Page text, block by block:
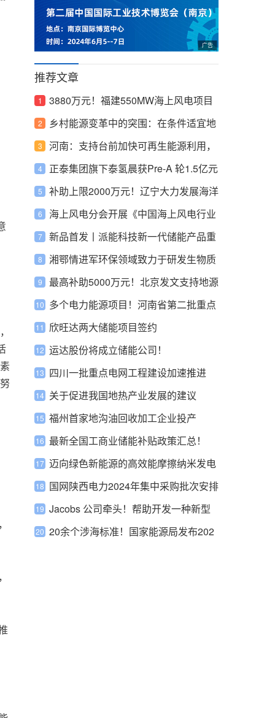
推荐文章
3880万元！福建550MW海上风电项目
服务中标公示
乡村能源变革中的突围：在条件适宜地
区探索建设多能互补的分布式低碳综合
能源网络
河南：支持台前加快可再生能源利用，
布局建设储能电站
正泰集团旗下泰氢晨获Pre-A 轮1.5亿元
融资
补助上限2000万元！辽宁大力发展海洋
牧场
海上风电分会开展《中国海上风电行业
发展报告（2023）》编撰征集工作
新品首发丨派能科技新一代储能产品重
磅发布
湘鄂情进军环保领域致力于研发生物质
能技术
最高补助5000万元！北京发文支持地源
热泵
多个电力能源项目！河南省第二批重点
建设项目名单印发
欣旺达两大储能项目签约
运达股份将成立储能公司！
四川一批重点电网工程建设加速推进
关于促进我国地热产业发展的建议
福州首家地沟油回收加工企业投产
最新全国工商业储能补贴政策汇总！
迈向绿色新能源的高效能摩擦纳米发电
机问世
国网陕西电力2024年集中采购批次安排
Jacobs 公司牵头！帮助开发一种新型
潮汐涡轮机
20余个涉海标准！国家能源局发布202